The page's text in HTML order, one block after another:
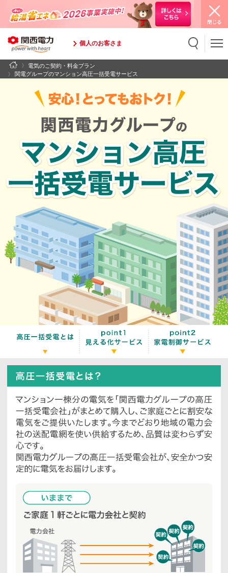
個人のお客さま
検索キーワード入力
電気のご契約・料金プラン
関電グループのマンション高圧一括受電サービス